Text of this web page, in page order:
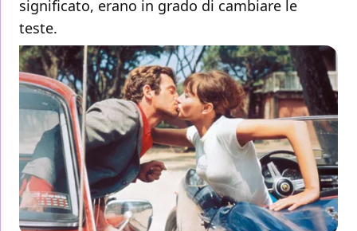
significato, erano in grado di cambiare le
teste.